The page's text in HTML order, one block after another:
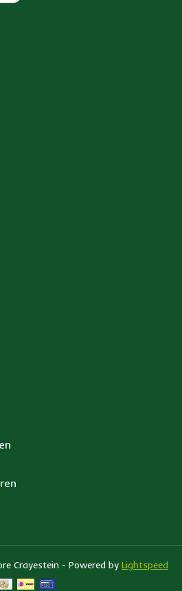
Crayestein - Powered by Lightspeed